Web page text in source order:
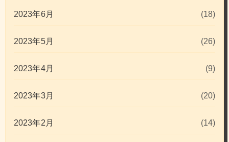
2023年6月 (18)
2023年5月 (26)
2023年4月 (9)
2023年3月 (20)
2023年2月 (14)